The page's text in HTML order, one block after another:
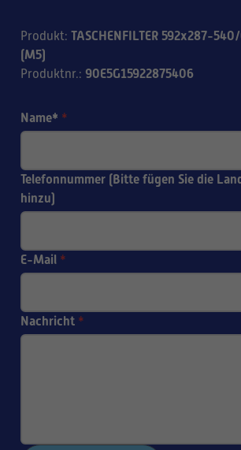
Produkt: TASCHENFILTER 592x287-
(M5)
Produktnr.: 90E5G15922875406
Name* *
Telefonnummer (Bitte fügen Sie die
hinzu)
E-Mail *
Nachricht *